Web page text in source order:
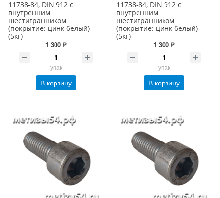
11738-84, DIN 912 с
внутренним
шестигранником
(покрытие: цинк белый)
(5кг)
1 300 ₽
упак
В корзину
11738-84, DIN 912 с
внутренним
шестигранником
(покрытие: цинк белый)
(5кг)
1 300 ₽
упак
В корзину